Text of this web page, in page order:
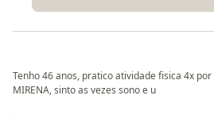
Tenho 46 anos, pratico atividade fisica 4x
MIRENA, sinto as vezes sono e u